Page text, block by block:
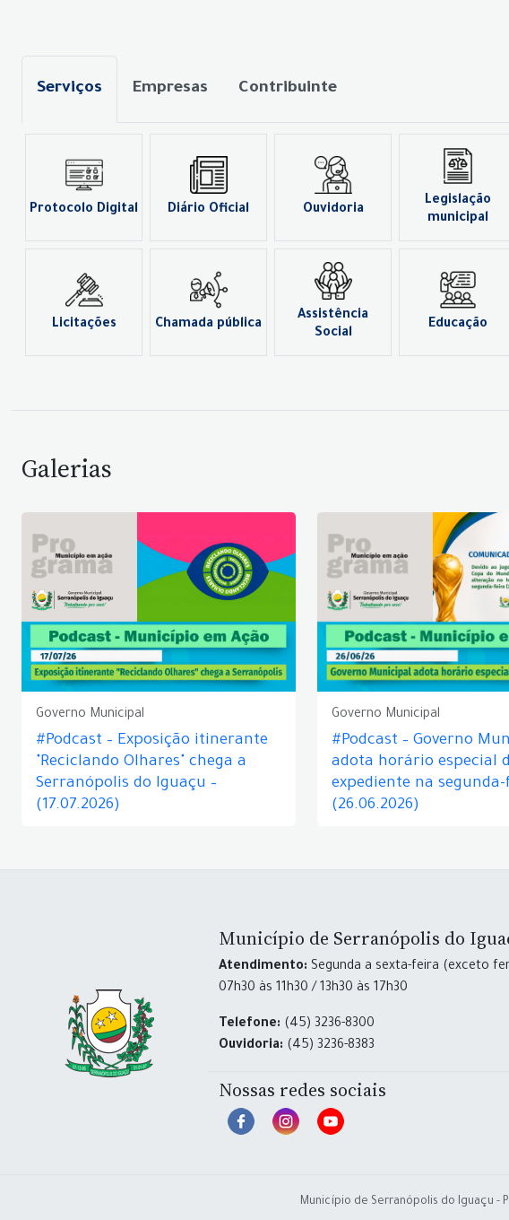
Serviços Empresas Contribuinte
Protocolo Digital Diário Oficial Ouvidoria
Legislação
municipal
Licitações Chamada pública
Assistência
Social
Educação
Galerias
Governo Municipal
#Podcast – Exposição itinerante
"Reciclando Olhares" chega a
Serranópolis do Iguaçu –
(17.07.2026)
Governo Municipal
#Podcast – Governo
adota horário especial
expediente na segunda-
(26.06.2026)
Município de Serranópolis do
Atendimento: Segunda a sexta-feira (exceto
07h30 às 11h30 / 13h30 às 17h30
Telefone: (45) 3236-8300
Ouvidoria: (45) 3236-8383
Nossas redes sociais
Município de Serranópolis do Iguaçu -